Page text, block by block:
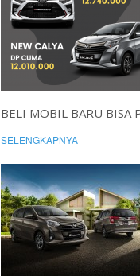
BELI MOBIL BARU BISA
SELENGKAPNYA